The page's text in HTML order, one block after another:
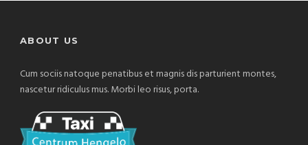
ABOUT US
Cum sociis natoque penatibus et magnis dis parturient montes,
nascetur ridiculus mus. Morbi leo risus, porta.